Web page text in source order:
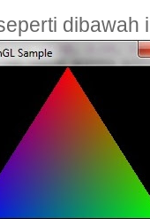
dibawah